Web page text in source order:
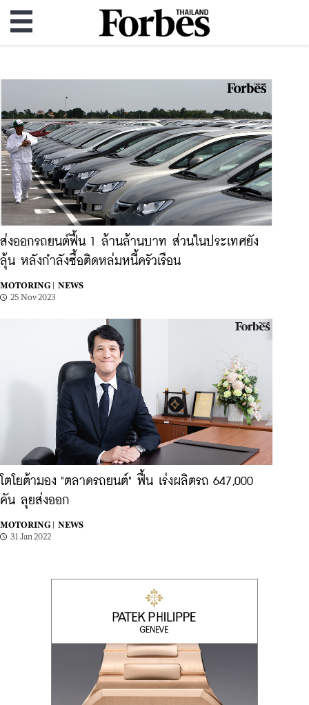
ส่งออกรถยนต์ฟื้น 1 ล้านล้านบาท ส่วนในประเทศยัง
ลุ้น หลังกำลังซื้อติดหล่มหนี้ครัวเรือน
MOTORING |
NEWS
25 Nov 2023
โตโยต้ามอง "ตลาดรถยนต์" ฟื้น เร่งผลิตรถ 647,000
คัน ลุยส่งออก
MOTORING |
NEWS
31 Jan 2022